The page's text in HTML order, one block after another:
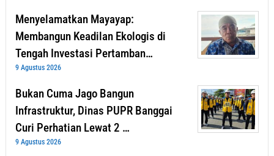
Menyelamatkan Mayayap:
Membangun Keadilan Ekologis di
Tengah Investasi Pertamban…
9 Agustus 2026
Bukan Cuma Jago Bangun
Infrastruktur, Dinas PUPR Banggai
Curi Perhatian Lewat 2 …
9 Agustus 2026